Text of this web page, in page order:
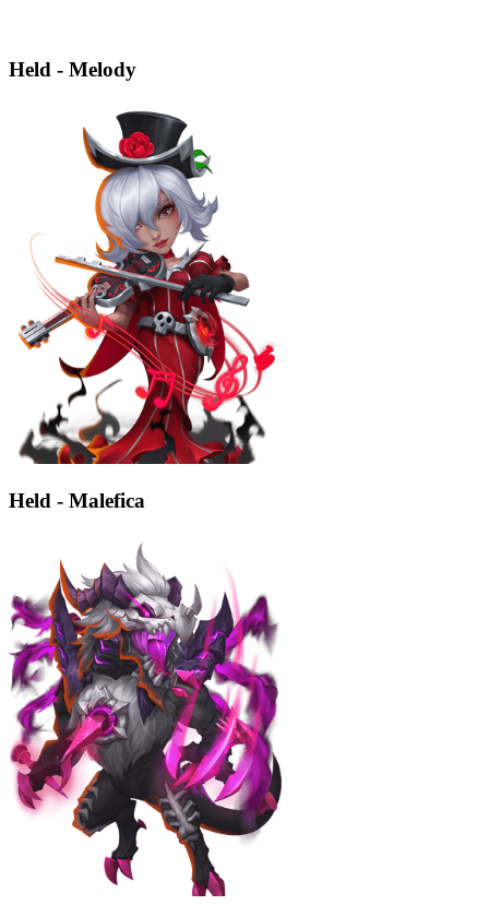
Held - Melody
Held - Malefica